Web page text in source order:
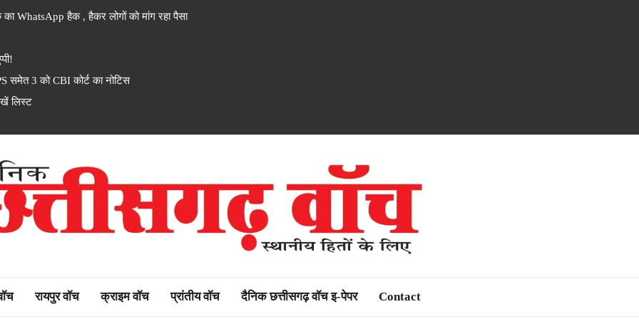
WhatsApp हैक , हैकर लोगों को मांग रहा पैसा
समेत 3 को CBI कोर्ट का नोटिस
लिस्ट
watch
रायपुर वॉच क्राइम वॉच प्रांतीय वॉच दैनिक छत्तीसगढ़ वॉच इ-पेपर Contact